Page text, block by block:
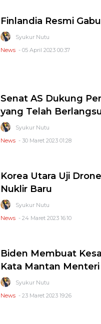
Finlandia Resmi
Syukur Nutu
News - 05 April 2023 00:37
Senat AS Dukung
yang Telah
Syukur Nutu
News - 30 Maret 2023 01:28
Korea Utara Uji
Nuklir Baru
Syukur Nutu
News - 24 Maret 2023 16:10
Biden Membuat
Kata Mantan
Syukur Nutu
News - 23 Maret 2023 19:26